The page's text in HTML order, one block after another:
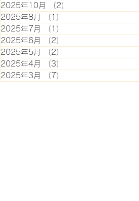
2025年10月
（2）
2025年8月
（1）
2025年7月
（1）
2025年6月
（2）
2025年5月
（2）
2025年4月
（3）
2025年3月
（7）